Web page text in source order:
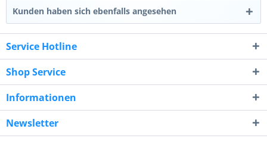
Kunden haben sich ebenfalls angesehen
Service Hotline
Shop Service
Informationen
Newsletter